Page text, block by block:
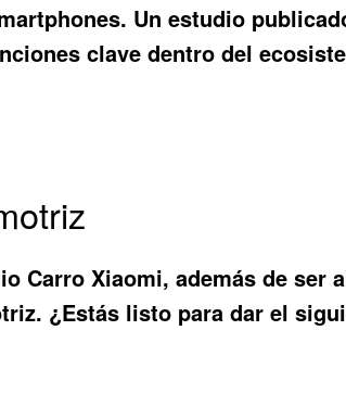
Un estudio
clave dentro del
Carro Xiaomi, además de ser
¿Estás listo para dar el